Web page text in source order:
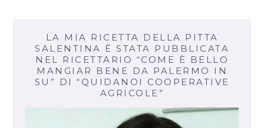
LA MIA RICETTA DELLA PITTA
SALENTINA È STATA PUBBLICATA
NEL RICETTARIO “COME È BELLO
MANGIAR BENE DA PALERMO IN
SU” DI “QUIDANOI COOPERATIVE
AGRICOLE”